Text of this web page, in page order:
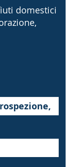
domestici